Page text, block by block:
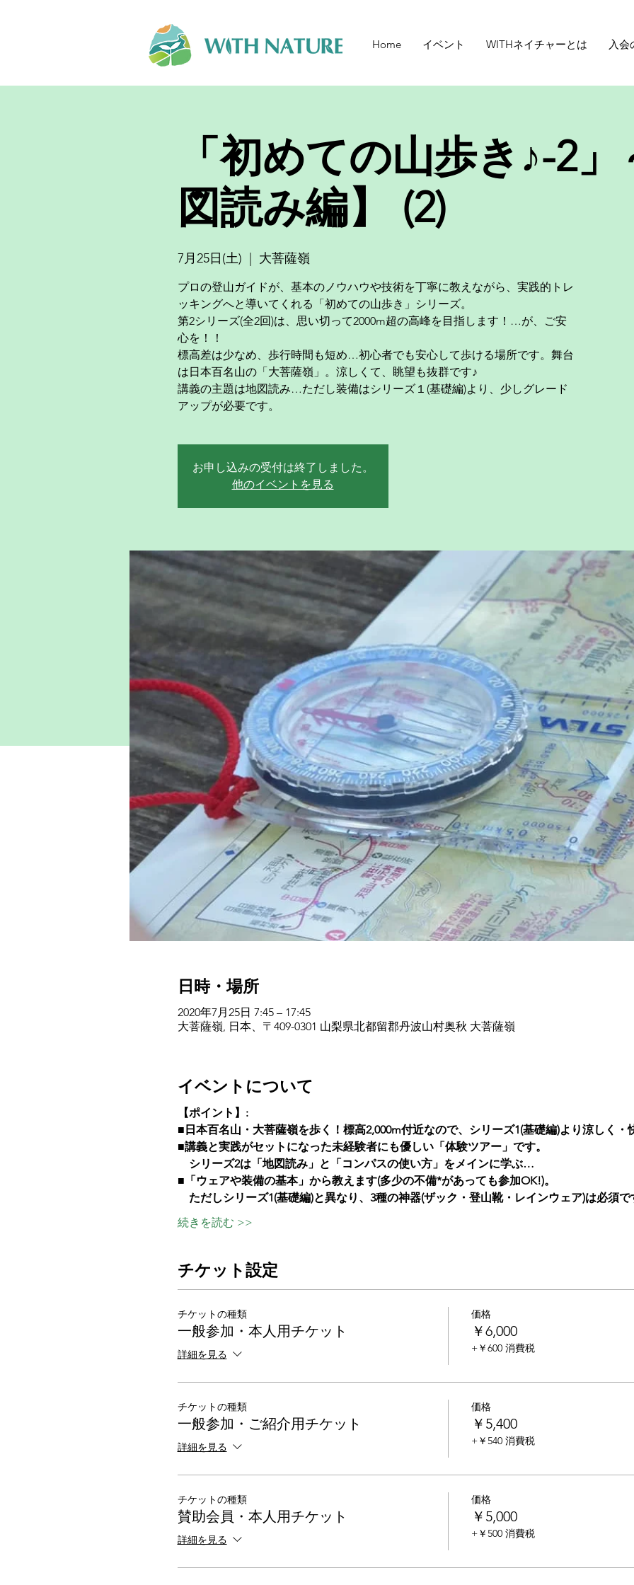
Home イベント WITHネイチャーとは 入会
「初めての山歩き♪-2
図読み編】 (2)
7月25日(土) 大菩薩嶺
プロの登山ガイドが、基本のノウハウや技術を丁寧に教えながら、実践的トレ
ッキングへと導いてくれる「初めての山歩き」シリーズ。
第2シリーズ(全2回)は、思い切って2000m超の高峰を目指します！…が、ご安
心を！！
標高差は少なめ、歩行時間も短め…初心者でも安心して歩ける場所です。舞台
は日本百名山の「大菩薩嶺」。涼しくて、眺望も抜群です♪
講義の主題は地図読み…ただし装備はシリーズ１(基礎編)より、少しグレード
アップが必要です。
お申し込みの受付は終了しました。
他のイベントを見る
日時・場所
2020年7月25日 7:45 – 17:45
大菩薩嶺, 日本、〒409-0301 山梨県北都留郡丹波山村奥秋 大菩薩嶺
イベントについて
【ポイント】:
■日本百名山・大菩薩嶺を歩く！標高2,000m付近なので、シリーズ1(基礎編)より涼しく・
■講義と実践がセットになった未経験者にも優しい「体験ツアー」です。
シリーズ2は「地図読み」と「コンパスの使い方」をメインに学ぶ…
■「ウェアや装備の基本」から教えます(多少の不備*があっても参加OK!)。
ただしシリーズ1(基礎編)と異なり、3種の神器(ザック・登山靴・レインウェア)は必須で
続きを読む >>
チケット設定
チケットの種類
一般参加・本人用チケット
詳細を見る
価格
￥6,000
+￥600 消費税
チケットの種類
一般参加・ご紹介用チケット
詳細を見る
価格
￥5,400
+￥540 消費税
チケットの種類
賛助会員・本人用チケット
詳細を見る
価格
￥5,000
+￥500 消費税